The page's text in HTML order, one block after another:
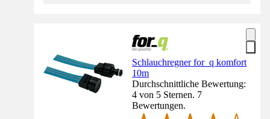
Schlauchregner for_q komfort
10m
Durchschnittliche Bewertung:
4 von 5 Sternen. 7
Bewertungen.